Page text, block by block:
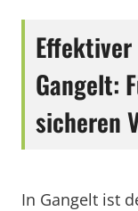
Gangelt:
sicheren
In Gangelt ist